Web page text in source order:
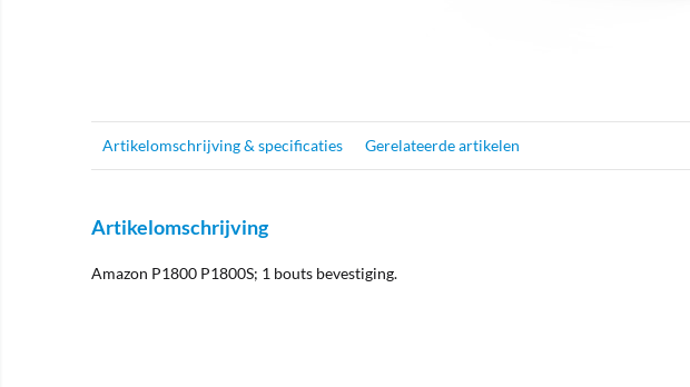
Artikelomschrijving & specificaties Gerelateerde artikelen
Artikelomschrijving
Amazon P1800 P1800S; 1 bouts bevestiging.